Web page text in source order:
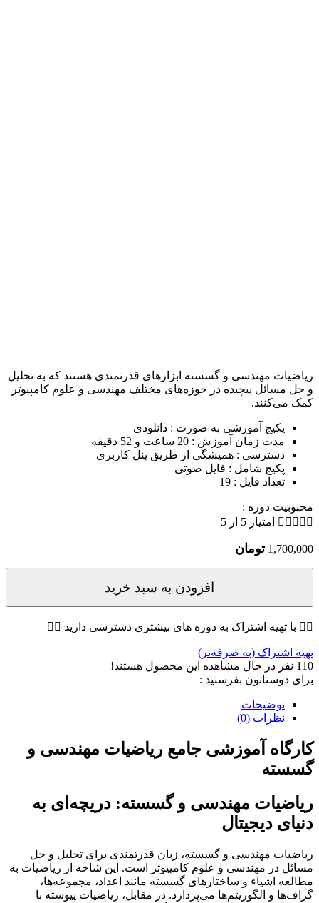
ریاضیات مهندسی و گسسته ابزارهای قدرتمندی هستند که به تحلیل
و حل مسائل پیچیده در حوزه‌های مختلف مهندسی و علوم کامپیوتر
کمک می‌کنند.
پکیج آموزشی به صورت : دانلودی
مدت زمان آموزش : 20 ساعت و 52 دقیقه
دسترسی : همیشگی از طریق پنل کاربری
پکیج شامل : فایل صوتی
تعداد فایل : 19
محبوبیت دوره :
     امتیاز 5 از 5
1,700,000 تومان
افزودن به سبد خرید
👇🏼 با تهیه اشتراک به دوره های بیشتری دسترسی دارید 👇🏼
تهیه اشتراک (به صرفه‌تر)
110 نفر در حال مشاهده این محصول هستند!
برای دوستاتون بفرستید :
توضیحات
نظرات (0)
کارگاه آموزشی جامع ریاضیات مهندسی و
گسسته
ریاضیات مهندسی و گسسته: دریچه‌ای به
دنیای دیجیتال
ریاضیات مهندسی و گسسته، زبان قدرتمندی برای تحلیل و حل
مسائل در مهندسی و علوم کامپیوتر است. این شاخه از ریاضیات به
مطالعه اشیاء و ساختارهای گسسته مانند اعداد، مجموعه‌ها،
گراف‌ها و الگوریتم‌ها می‌پردازد. در مقابل، ریاضیات پیوسته با